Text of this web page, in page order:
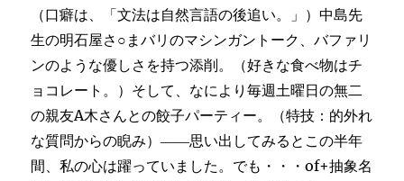
（口癖は、「文法は自然言語の後追い。」）中島先
生の明石屋さ○まバリのマシンガントーク、バファリ
ンのような優しさを持つ添削。（好きな食べ物はチ
ョコレート。）そして、なにより毎週土曜日の無二
の親友A木さんとの餃子パーティー。（特技：的外れ
な質問からの睨み）――思い出してみるとこの半年
間、私の心は躍っていました。でも・・・of+抽象名